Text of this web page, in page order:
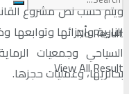
No Result
View All Result
ويتم حسب نص مشروع
النارية وأجزائها
السياحي وجمعيات
بحائزيها، وعمليات حجزها.